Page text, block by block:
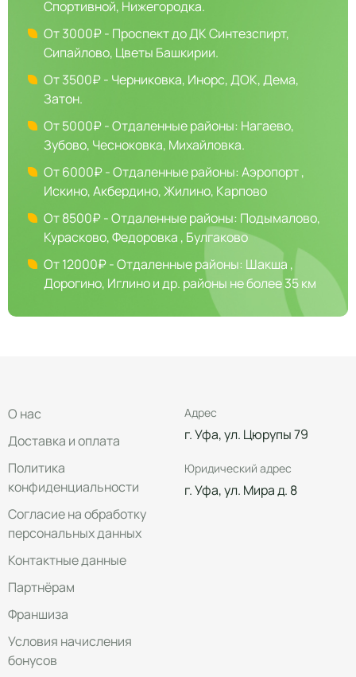
Спортивной, Нижегородка.
От 3000₽ - Проспект до ДК Синтезспирт,
Сипайлово, Цветы Башкирии.
От 3500₽ - Черниковка, Инорс, ДОК, Дема,
Затон.
От 5000₽ - Отдаленные районы: Нагаево,
Зубово, Чесноковка, Михайловка.
От 6000₽ - Отдаленные районы: Аэропорт ,
Искино, Акбердино, Жилино, Карпово
От 8500₽ - Отдаленные районы: Подымалово,
Курасково, Федоровка , Булгаково
От 12000₽ - Отдаленные районы: Шакша ,
Дорогино, Иглино и др. районы не более 35 км
О нас
Доставка и оплата
Политика
конфиденциальности
Согласие на обработку
персональных данных
Контактные данные
Партнёрам
Франшиза
Условия начисления
бонусов
Адрес
г. Уфа, ул. Цюрупы 79
Юридический адрес
г. Уфа, ул. Мира д. 8